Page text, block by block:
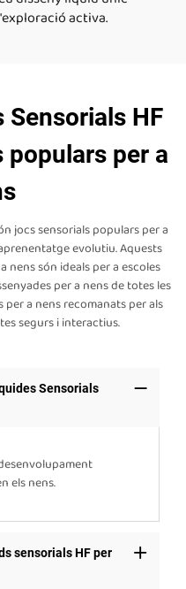
activa.
Sensorials HF
per a
jocs sensorials populars per a
evolutiu. Aquests
són ideals per a escoles
per a nens de totes les
per a nens recomanats per als
segurs i interactius.
Sensorials
els nens.
sensorials HF per